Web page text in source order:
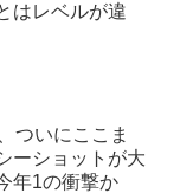
はレベルが違
ついにここま
ーショットが大
年1の衝撃か